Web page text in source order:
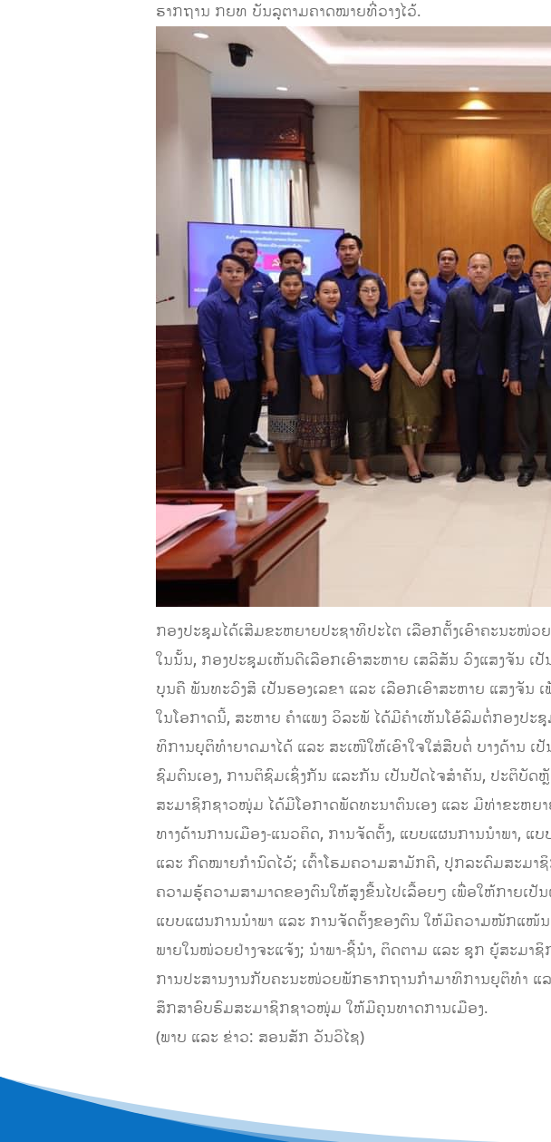
ຮາກຖານ ກຍທ ບັນລຸຕາມຄາດໝາຍທີ່ວາງໄວ້.
ກອງປະຊຸມໄດ້ເສີມຂະຫຍາຍປະຊາທິປະໄຕ ເລືອກຕັ້ງເອົາຄະນະໜ່
ໃນນັ້ນ, ກອງປະຊຸມເຫັນດີເລືອກເອົາສະຫາຍ ເສລີສັນ ວົງແສງຈັນ ເ
ບຸນຄື ພັນທະວົງສີ ເປັນຮອງເລຂາ ແລະ ເລືອກເອົາສະຫາຍ ແສງຈັ
ໃນໂອກາດນີ້, ສະຫາຍ ຄໍາແພງ ວິລະພັ ໄດ້ມີຄຳເຫັນໂອ້ລົມຕໍ່ກອງປ
ທິການຍຸຕິທໍາຍາດມາໄດ້ ແລະ ສະເໜີໃຫ້ເອົາໃຈໃສ່ສືບຕໍ່ ບາງດ້ານ ເ
ຊົມຕົນເອງ, ການຕິຊົມເຊິ່ງກັນ ແລະກັນ ເປັນປັດໄຈສຳຄັນ, ປະຕິບັ
ສະມາຊິກຊາວໜຸ່ມ ໄດ້ມີໂອກາດພັດທະນາຕົນເອງ ແລະ ມີທ່າຂະຫ
ທາງດ້ານການເມືອງ-ແນວຄິດ, ການຈັດຕັ້ງ, ແບບແຜນການນຳພາ,
ແລະ ກົດໝາຍກຳນົດໄວ້; ເຕົ້າໂຮມຄວາມສາມັກຄີ, ປຸກລະດົມສະມ
ຄວາມຮູ້ຄວາມສາມາດຂອງຕົນໃຫ້ສູງຂື້ນໄປເລື້ອຍໆ ເພື່ອໃຫ້ກາຍເ
ແບບແຜນການນຳພາ ແລະ ການຈັດຕັ້ງຂອງຕົນ ໃຫ້ມີຄວາມໜັກແໜ້
ພາຍໃນໜ່ວຍຢ່າງຈະແຈ້ງ; ນຳພາ-ຊີ້ນຳ, ຕິດຕາມ ແລະ ຊຸກ ຍູ້ສະມ
ການປະສານງານກັບຄະນະໜ່ວຍພັກຮາກຖານກຳມາທິການຍຸຕິທໍາ ແ
ສຶກສາອົບຮົມສະມາຊິກຊາວໜຸ່ມ ໃຫ້ມີຄຸນທາດການເມືອງ.
(ພາບ ແລະ ຂ່າວ: ສອນສັກ ວັນວິໄຊ)